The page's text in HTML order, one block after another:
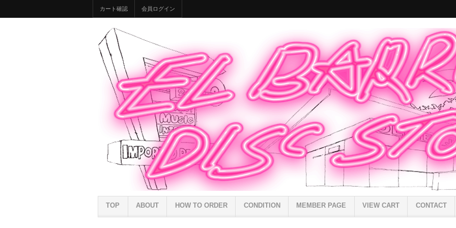
カート確認 会員ログイン
TOP ABOUT HOW TO ORDER CONDITION MEMBER PAGE VIEW CART CONTACT